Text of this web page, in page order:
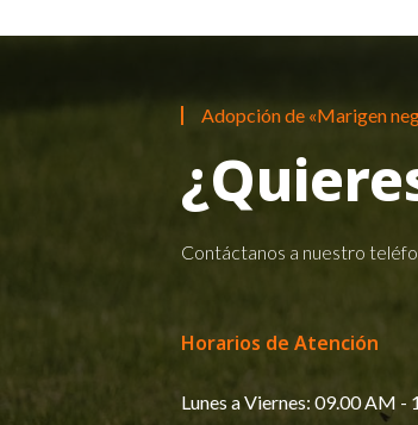
Adopción de «Marigen
Contáctanos a nuestro
Horarios de Atención
Lunes a Viernes: 09.00 AM -